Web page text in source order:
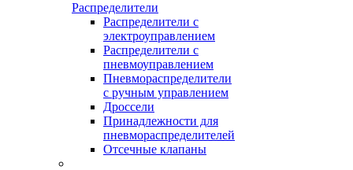
Распределители
Распределители с
электроуправлением
Распределители с
пневмоуправлением
Пневмораспределители
с ручным управлением
Дроссели
Принадлежности для
пневмораспределителей
Отсечные клапаны